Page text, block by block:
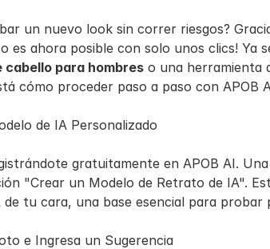
un nuevo look sin correr riesgos?
cabello para hombres o una herramienta
cómo proceder paso a paso con APOB
de IA Personalizado
gratuitamente en APOB AI.
"Crear un Modelo de Retrato de IA".
de tu cara, una base esencial para probar
e Ingresa un Sugerencia